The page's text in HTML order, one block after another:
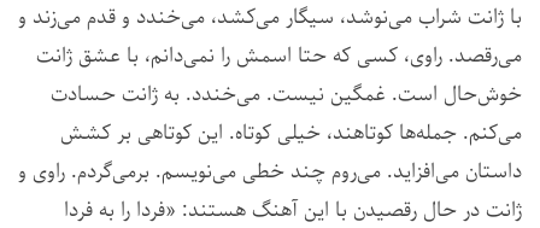
با ژانت شراب می‌نوشد، سیگار می‌کشد، می‌خندد و قدم می‌زند و
می‌رقصد. راوی، کسی که حتا اسمش را نمی‌دانم، با عشق ژانت
خوش‌حال است. غمگین نیست. می‌خندد. به ژانت حسادت
می‌کنم. جمله‌ها کوتاهند، خیلی کوتاه. این کوتاهی بر کشش
داستان می‌افزاید. می‌روم چند خطی می‌نویسم. برمی‌گردم. راوی و
ژانت در حال رقصیدن با این آهنگ هستند: «فردا را به فردا